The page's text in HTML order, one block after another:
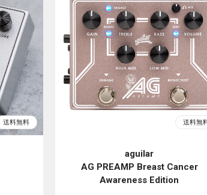
aguilar
AG PREAMP Breast Cancer
Awareness Edition